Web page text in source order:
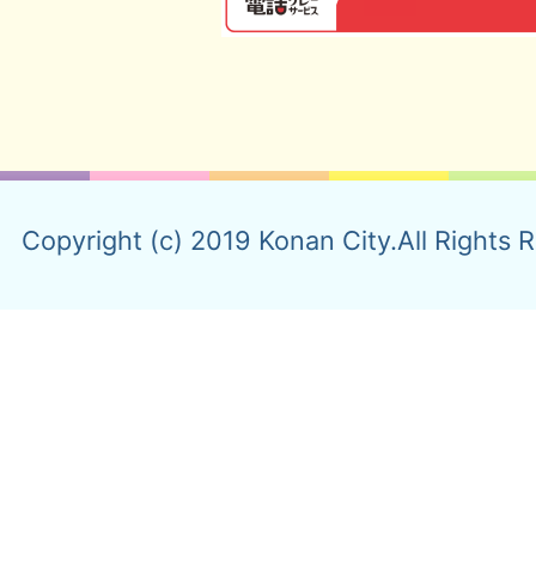
Copyright (c) 2019 Konan City.All Rights